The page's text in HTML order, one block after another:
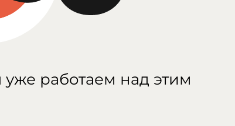
работаем над этим